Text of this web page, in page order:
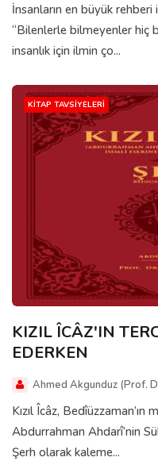
İnsanların en büyük rehberi
“Bilenlerle bilmeyenler hiç
insanlık için ilmin ço...
KITAP TAVSIYELERI
KIZIL ÎCÂZ'IN
EDERKEN
Ahmed Akgunduz (Prof.
Kızıl Îcâz, Bedîüzzaman’ın
Abdurrahman Ahdarî’nin
Şerh olarak kaleme...